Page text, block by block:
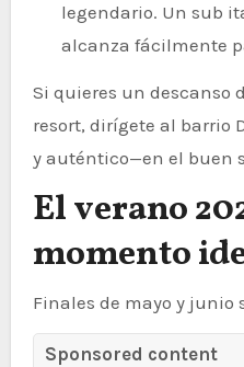
legendario. Un sub
alcanza fácilmente
Si quieres un descanso
resort, dirígete al barrio
y auténtico—en el buen
El verano
momento
Finales de mayo y junio
Sponsored content